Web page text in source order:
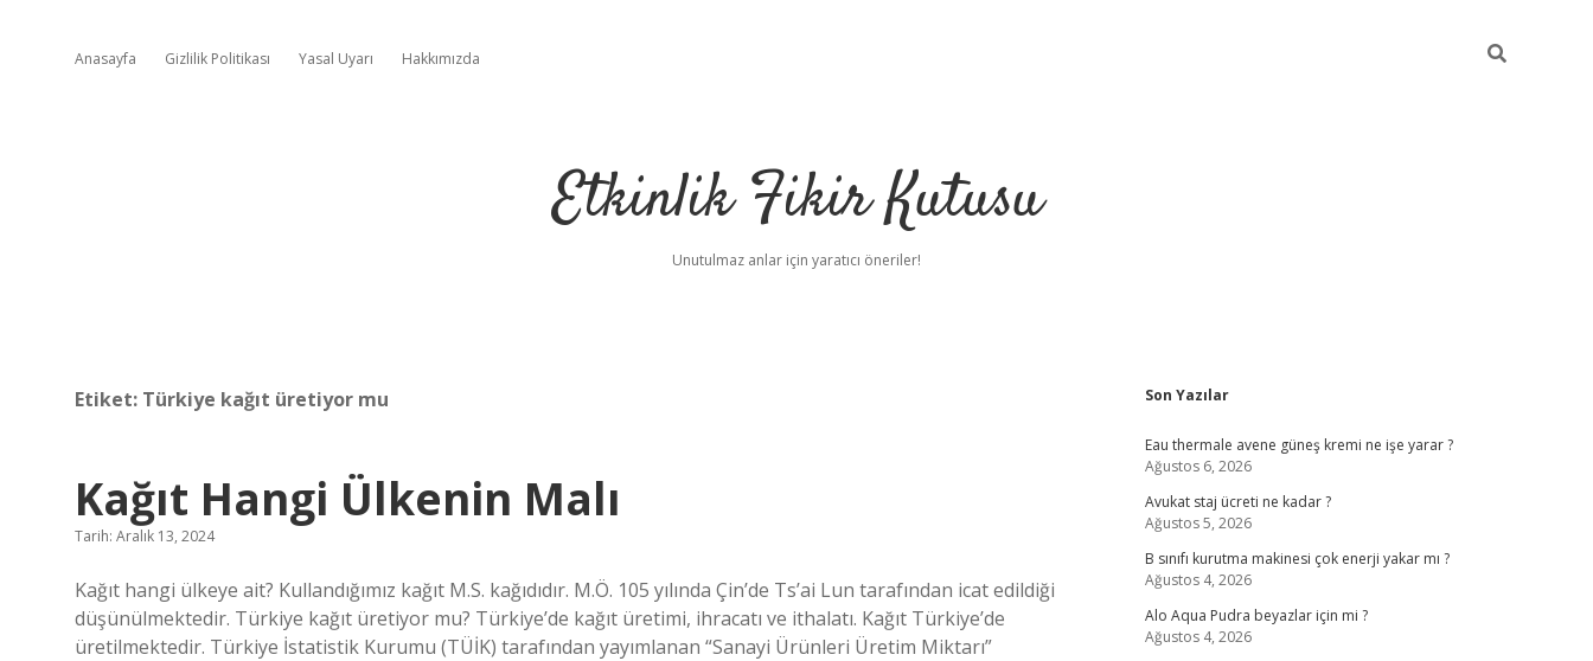
Anasayfa Gizlilik Politikası Yasal Uyarı Hakkımızda
Etkinlik Fikir Kutusu
Unutulmaz anlar için yaratıcı öneriler!
Etiket: Türkiye kağıt üretiyor mu
Kağıt Hangi Ülkenin Malı
Tarih: Aralık 13, 2024
Kağıt hangi ülkeye ait? Kullandığımız kağıt M.S. kağıdıdır. M.Ö. 105 yılında Çin’de Ts’ai Lun tarafından icat edildiği
düşünülmektedir. Türkiye kağıt üretiyor mu? Türkiye’de kağıt üretimi, ihracatı ve ithalatı. Kağıt Türkiye’de
üretilmektedir. Türkiye İstatistik Kurumu (TÜİK) tarafından yayımlanan “Sanayi Ürünleri Üretim Miktarı”
Sidebar
Son Yazılar
Eau thermale avene güneş kremi ne işe yarar ?
Ağustos 6, 2026
Avukat staj ücreti ne kadar ?
Ağustos 5, 2026
B sınıfı kurutma makinesi çok enerji yakar mı ?
Ağustos 4, 2026
Alo Aqua Pudra beyazlar için mi ?
Ağustos 4, 2026